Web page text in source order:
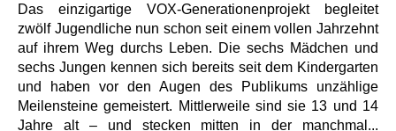
Das einzigartige VOX-Generationenprojekt begleitet
zwölf Jugendliche nun schon seit einem vollen Jahrzehnt
auf ihrem Weg durchs Leben. Die sechs Mädchen und
sechs Jungen kennen sich bereits seit dem Kindergarten
und haben vor den Augen des Publikums unzählige
Meilensteine gemeistert. Mittlerweile sind sie 13 und 14
Jahre alt – und stecken mitten in der manchmal...